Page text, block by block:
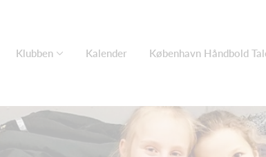
Klubben Kalender København Håndbold